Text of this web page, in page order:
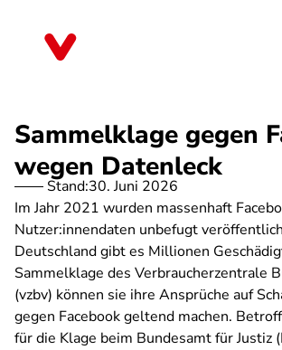
Sammelklage gegen
wegen Datenleck
Stand:30. Juni 2026
Im Jahr 2021 wurden massenhaft
Nutzer:innendaten unbefugt
Deutschland gibt es Millionen
Sammelklage des Verbraucherzentrale
(vzbv) können sie ihre Ansprüche auf
gegen Facebook geltend machen.
für die Klage beim Bundesamt für Justiz